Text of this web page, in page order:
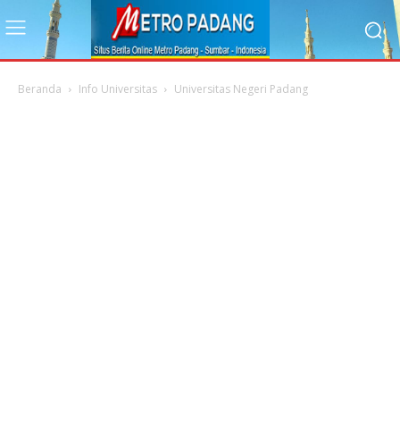
Beranda Info Universitas Universitas Negeri Padang